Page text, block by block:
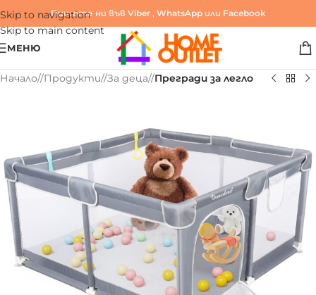
Skip to navigation
Skip to main content
Пишете ни във Viber , WhatsAppили Facebook
МЕНЮ
Начало/ Продукти/ За деца/ Прегради за легло